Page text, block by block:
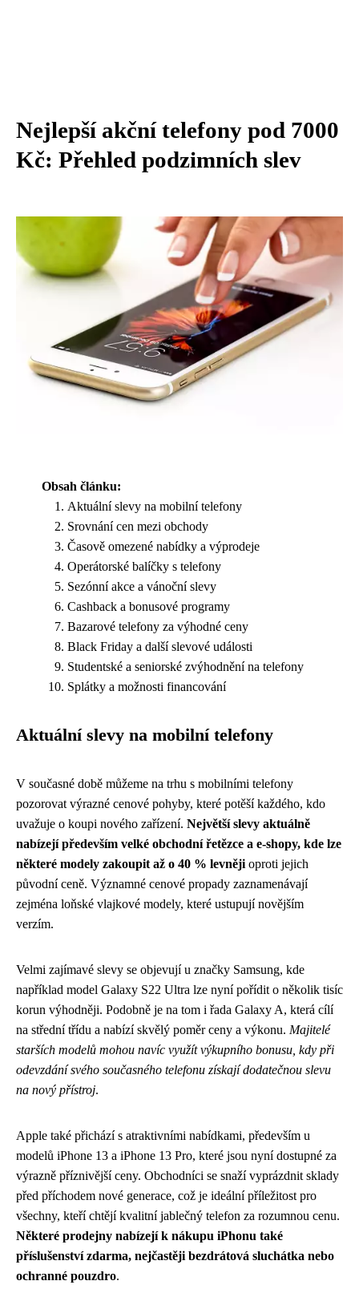
Nejlepší akční telefony pod 7000
Kč: Přehled podzimních slev
Obsah článku:
Aktuální slevy na mobilní telefony
Srovnání cen mezi obchody
Časově omezené nabídky a výprodeje
Operátorské balíčky s telefony
Sezónní akce a vánoční slevy
Cashback a bonusové programy
Bazarové telefony za výhodné ceny
Black Friday a další slevové události
Studentské a seniorské zvýhodnění na telefony
Splátky a možnosti financování
Aktuální slevy na mobilní telefony
V současné době můžeme na trhu s mobilními telefony
pozorovat výrazné cenové pohyby, které potěší každého, kdo
uvažuje o koupi nového zařízení. Největší slevy aktuálně
nabízejí především velké obchodní řetězce a e-shopy, kde lze
některé modely zakoupit až o 40 % levněji oproti jejich
původní ceně. Významné cenové propady zaznamenávají
zejména loňské vlajkové modely, které ustupují novějším
verzím.
Velmi zajímavé slevy se objevují u značky Samsung, kde
například model Galaxy S22 Ultra lze nyní pořídit o několik tisíc
korun výhodněji. Podobně je na tom i řada Galaxy A, která cílí
na střední třídu a nabízí skvělý poměr ceny a výkonu. Majitelé
starších modelů mohou navíc využít výkupního bonusu, kdy při
odevzdání svého současného telefonu získají dodatečnou slevu
na nový přístroj.
Apple také přichází s atraktivními nabídkami, především u
modelů iPhone 13 a iPhone 13 Pro, které jsou nyní dostupné za
výrazně příznivější ceny. Obchodníci se snaží vyprázdnit sklady
před příchodem nové generace, což je ideální příležitost pro
všechny, kteří chtějí kvalitní jablečný telefon za rozumnou cenu.
Některé prodejny nabízejí k nákupu iPhonu také
příslušenství zdarma, nejčastěji bezdrátová sluchátka nebo
ochranné pouzdro.